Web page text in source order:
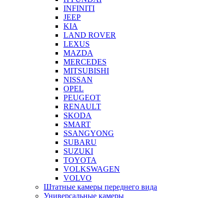
INFINITI
JEEP
KIA
LAND ROVER
LEXUS
MAZDA
MERCEDES
MITSUBISHI
NISSAN
OPEL
PEUGEOT
RENAULT
SKODA
SMART
SSANGYONG
SUBARU
SUZUKI
TOYOTA
VOLKSWAGEN
VOLVO
Штатные камеры переднего вида
Универсальные камеры